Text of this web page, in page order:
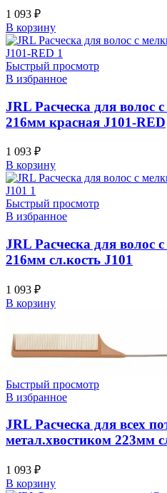
1 093 ₽
В корзину
Быстрый просмотр
В избранное
JRL Расческа для волос
216мм красная J101-RED
1 093 ₽
В корзину
Быстрый просмотр
В избранное
JRL Расческа для волос
216мм сл.кость J101
1 093 ₽
В корзину
Быстрый просмотр
В избранное
JRL Расческа для всех
метал.хвостиком 223мм
1 093 ₽
В корзину